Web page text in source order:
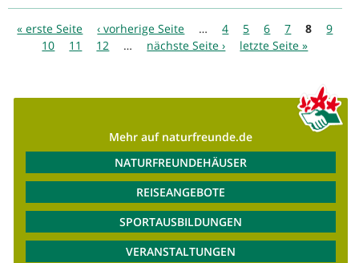
Seiten
« erste Seite ‹ vorherige Seite … 4 5 6 7 8
9
10
11 12 … nächste Seite › letzte Seite »
Mehr auf naturfreunde.de
NATURFREUNDEHÄUSER
REISEANGEBOTE
SPORTAUSBILDUNGEN
VERANSTALTUNGEN